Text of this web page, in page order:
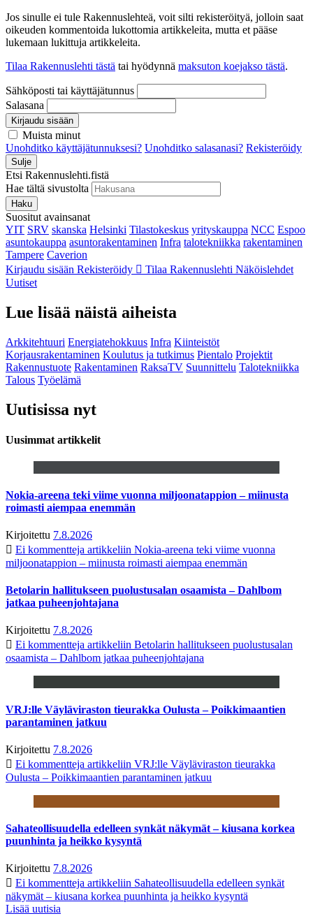
Jos sinulle ei tule Rakennuslehteä, voit silti rekisteröityä, jolloin saat
oikeuden kommentoida lukottomia artikkeleita, mutta et pääse
lukemaan lukittuja artikkeleita.
Tilaa Rakennuslehti tästä tai hyödynnä maksuton koejakso tästä.
Sähköposti tai käyttäjätunnus
Salasana
Kirjaudu sisään
Muista minut
Unohditko käyttäjätunnuksesi? Unohditko salasanasi? Rekisteröidy
Sulje
Etsi Rakennuslehti.fistä
Hae tältä sivustolta
Haku
Suositut avainsanat
YIT SRV skanska Helsinki Tilastokeskus yrityskauppa NCC Espoo
asuntokauppa asuntorakentaminen Infra talotekniikka rakentaminen
Tampere Caverion
Kirjaudu sisään Rekisteröidy Tilaa Rakennuslehti Näköislehdet
Uutiset
Lue lisää näistä aiheista
Arkkitehtuuri Energiatehokkuus Infra Kiinteistöt
Korjausrakentaminen Koulutus ja tutkimus Pientalo Projektit
Rakennustuote Rakentaminen RaksaTV Suunnittelu Talotekniikka
Talous Työelämä
Uutisissa nyt
Uusimmat artikkelit
Nokia-areena teki viime vuonna miljoonatappion – miinusta
roimasti aiempaa enemmän
Kirjoitettu 7.8.2026
Ei kommentteja artikkeliin Nokia-areena teki viime vuonna
miljoonatappion – miinusta roimasti aiempaa enemmän
Betolarin hallitukseen puolustusalan osaamista – Dahlbom
jatkaa puheenjohtajana
Kirjoitettu 7.8.2026
Ei kommentteja artikkeliin Betolarin hallitukseen puolustusalan
osaamista – Dahlbom jatkaa puheenjohtajana
VRJ:lle Väyläviraston tieurakka Oulusta – Poikkimaantien
parantaminen jatkuu
Kirjoitettu 7.8.2026
Ei kommentteja artikkeliin VRJ:lle Väyläviraston tieurakka
Oulusta – Poikkimaantien parantaminen jatkuu
Sahateollisuudella edelleen synkät näkymät – kiusana korkea
puunhinta ja heikko kysyntä
Kirjoitettu 7.8.2026
Ei kommentteja artikkeliin Sahateollisuudella edelleen synkät
näkymät – kiusana korkea puunhinta ja heikko kysyntä
Lisää uutisia